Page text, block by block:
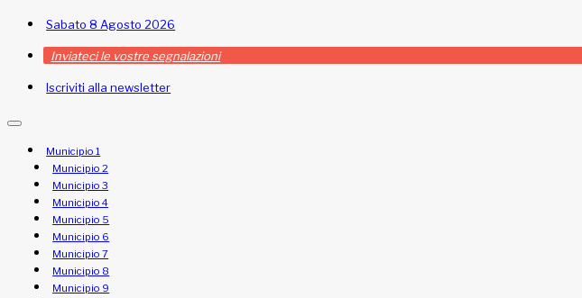
Sabato 8 Agosto 2026
Inviateci le vostre segnalazioni
Iscriviti alla newsletter
Municipio 1
Municipio 2
Municipio 3
Municipio 4
Municipio 5
Municipio 6
Municipio 7
Municipio 8
Municipio 9